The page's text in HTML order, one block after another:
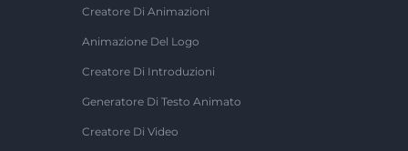
Creatore Di Animazioni
Animazione Del Logo
Creatore Di Introduzioni
Generatore Di Testo Animato
Creatore Di Video